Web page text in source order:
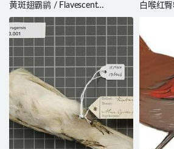
黄斑翅霸鹟 / Flavescent
Flycatcher / Myiophobus
flavicans
白喉红